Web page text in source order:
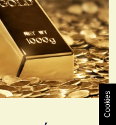
Cookies